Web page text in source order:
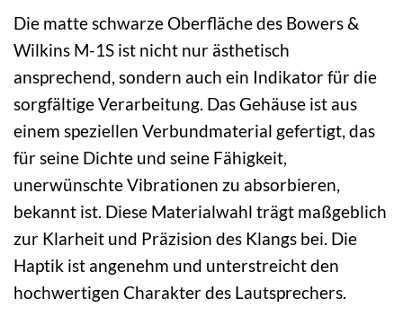
Die matte schwarze Oberfläche des Bowers &
Wilkins M-1S ist nicht nur ästhetisch
ansprechend, sondern auch ein Indikator für die
sorgfältige Verarbeitung. Das Gehäuse ist aus
einem speziellen Verbundmaterial gefertigt, das
für seine Dichte und seine Fähigkeit,
unerwünschte Vibrationen zu absorbieren,
bekannt ist. Diese Materialwahl trägt maßgeblich
zur Klarheit und Präzision des Klangs bei. Die
Haptik ist angenehm und unterstreicht den
hochwertigen Charakter des Lautsprechers.